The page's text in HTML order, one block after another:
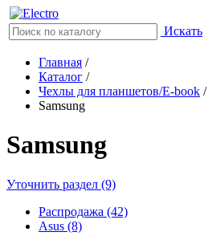
Искать
Главная /
Каталог /
Чехлы для планшетов/E-book /
Samsung
Samsung
Уточнить раздел (9)
Распродажа (42)
Asus (8)